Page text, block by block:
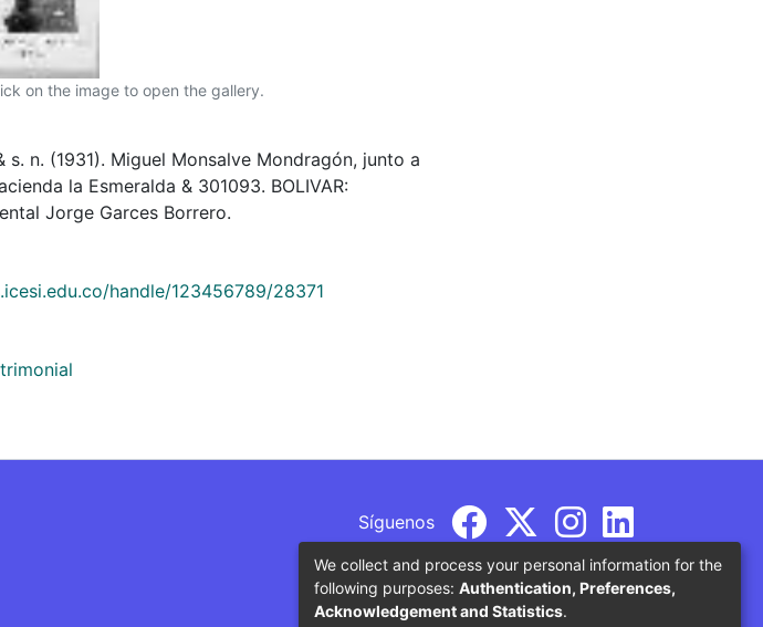
on the image to open the gallery.
s. n. (1931). Miguel Monsalve Mondragón, junto a
la Esmeralda & 301093. BOLIVAR:
Jorge Garces Borrero.
handle/123456789/28371
Síguenos
We collect and process your personal information for the
following purposes: Authentication, Preferences,
Acknowledgement and Statistics.